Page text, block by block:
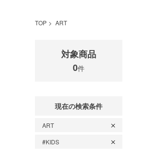
TOP ART
対象商品
0件
現在の検索条件
ART
#KIDS